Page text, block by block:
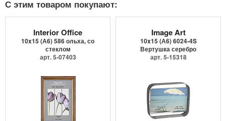
С этим товаром покупают:
Interior Office
10x15 (А6) 586 ольха, со
стеклом
арт. 5-07403
Image Art
10x15 (А6) 6024-4S
Вертушка серебро
арт. 5-15318